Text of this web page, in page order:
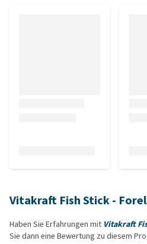
Vitakraft Fish Stick -
Haben Sie Erfahrungen mit Vitakraft
Sie dann eine Bewertung zu diesem